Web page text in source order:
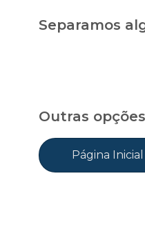
Separamos
Outras
Página Inicial